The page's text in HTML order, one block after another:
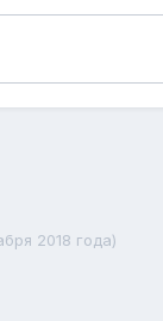
2018 года)